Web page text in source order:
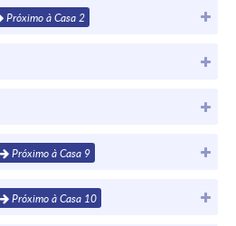
Próximo à Casa 2
Próximo à Casa 9
Próximo à Casa 10